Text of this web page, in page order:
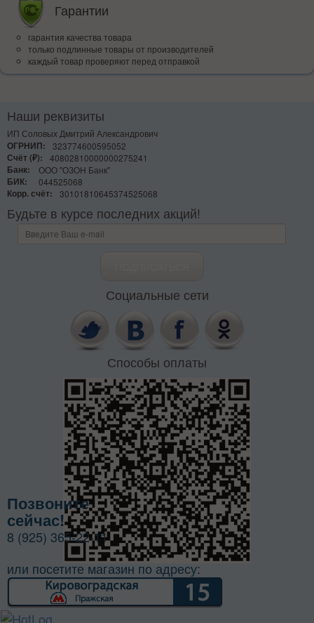
Гарантии
гарантия качества товара
только подлинные товары от производителей
каждый товар проверяют перед отправкой
Наши реквизиты
ИП Соловых Дмитрий Александрович
ОГРНИП:
323774600595052
Счёт (₽):
40802810000000275241
Банк:
ООО "ОЗОН Банк"
БИК:
044525068
Корр. счёт:
30101810645374525068
Будьте в курсе последних акций!
Социальные сети
Способы оплаты
Позвоните
сейчас!
8 (925) 365-22-11
или посетите магазин по адресу: